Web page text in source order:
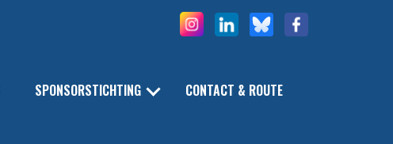
SPONSORSTICHTING CONTACT & ROUTE